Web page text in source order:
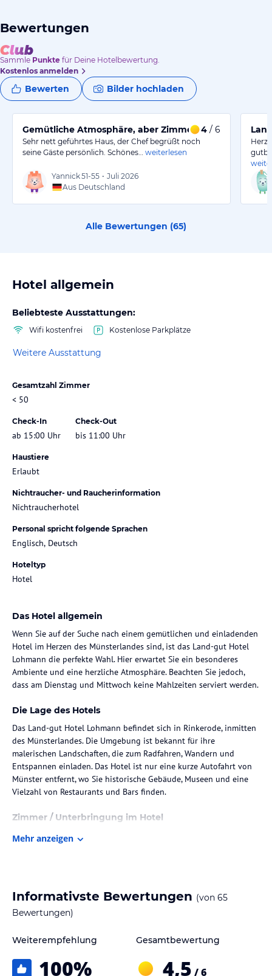
Bewertungen
Sammle Punkte für Deine Hotelbewertung.
Kostenlos anmelden
Bewerten Bilder hochladen
Gemütliche Atmosphäre, aber Zimmer etwas älter
4 / 6
Sehr nett geführtes Haus, der Chef begrüßt noch
seine Gäste persönlich. Schönes…
weiterlesen
Yannick51-55 • Juli 2026
Aus Deutschland
Alle Bewertungen (65)
Hotel allgemein
Beliebteste Ausstattungen:
Wifi kostenfrei Kostenlose Parkplätze
Weitere Ausstattung
Gesamtzahl Zimmer
< 50
Check-In
ab 15:00 Uhr
Check-Out
bis 11:00 Uhr
Haustiere
Erlaubt
Nichtraucher- und Raucherinformation
Nichtraucherhotel
Personal spricht folgende Sprachen
Englisch, Deutsch
Hoteltyp
Hotel
Das Hotel allgemein
Wenn Sie auf der Suche nach einem gemütlichen und einladenden
Hotel im Herzen des Münsterlandes sind, ist das Land-gut Hotel
Lohmann die perfekte Wahl. Hier erwartet Sie ein besonderes
Ambiente und eine herzliche Atmosphäre. Beachten Sie jedoch,
dass am Dienstag und Mittwoch keine Mahlzeiten serviert werden.
Die Lage des Hotels
Das Land-gut Hotel Lohmann befindet sich in Rinkerode, inmitten
des Münsterlandes. Die Umgebung ist bekannt für ihre
malerischen Landschaften, die zum Radfahren, Wandern und
Entspannen einladen. Das Hotel ist nur eine kurze Autofahrt von
Münster entfernt, wo Sie historische Gebäude, Museen und eine
Vielzahl von Restaurants und Bars finden.
Zimmer / Unterbringung im Hotel
Das Land-gut Hotel Lohmann bietet eine Auswahl an gemütlichen
einlädt.
Das Restaurant des Land-gut Hotel Lohmann bietet eine köstliche
Gerichten. Das Café ist ein gemütlicher Ort, um eine Tasse Kaffee
Mehr anzeigen
Informativste Bewertungen (von 65
Bewertungen)
Weiterempfehlung
100%
Gesamtbewertung
4,5 / 6